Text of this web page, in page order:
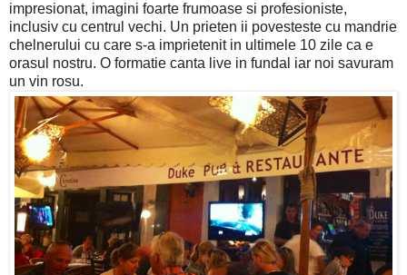
impresionat, imagini foarte frumoase si profesioniste,
inclusiv cu centrul vechi. Un prieten ii povesteste cu mandrie
chelnerului cu care s-a imprietenit in ultimele 10 zile ca e
orasul nostru. O formatie canta live in fundal iar noi savuram
un vin rosu.